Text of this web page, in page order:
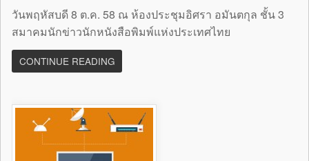
วันพฤหัสบดี 8 ต.ค. 58 ณ ห้องประชุมอิศรา อมันตกุล ชั้น 3
สมาคมนักข่าวนักหนังสือพิมพ์แห่งประเทศไทย
CONTINUE READING